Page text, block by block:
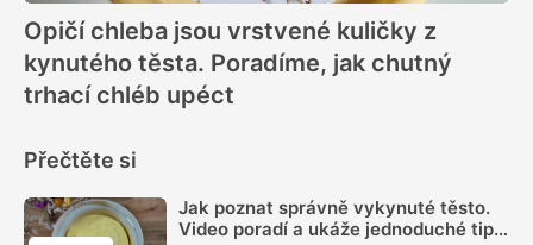
Opičí chleba jsou vrstvené kuličky z
kynutého těsta. Poradíme, jak chutný
trhací chléb upéct
Přečtěte si
Jak poznat správně vykynuté těsto.
Video poradí a ukáže jednoduché tipy,